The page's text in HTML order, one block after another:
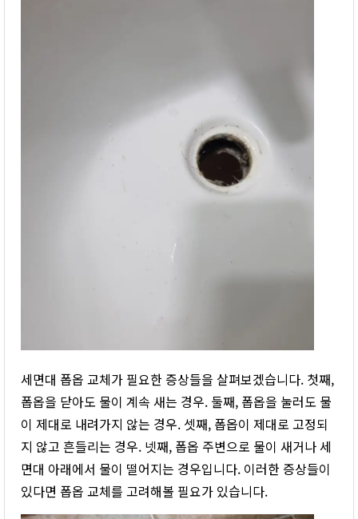
세면대 폽옵 교체가 필요한 증상들을 살펴보겠습니다. 첫째,
폽옵을 닫아도 물이 계속 새는 경우. 둘째, 폽옵을 눌러도 물
이 제대로 내려가지 않는 경우. 셋째, 폽옵이 제대로 고정되
지 않고 흔들리는 경우. 넷째, 폽옵 주변으로 물이 새거나 세
면대 아래에서 물이 떨어지는 경우입니다. 이러한 증상들이
있다면 폽옵 교체를 고려해볼 필요가 있습니다.